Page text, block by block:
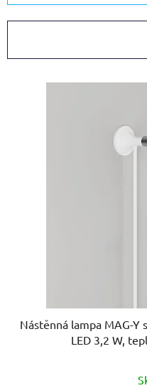
z
Nástěnná lampa MAG-Y
LED 3,2 W,